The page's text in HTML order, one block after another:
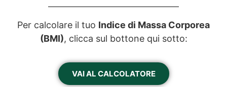
Per calcolare il tuo Indice di Massa Corporea
(BMI), clicca sul bottone qui sotto:
VAI AL CALCOLATORE